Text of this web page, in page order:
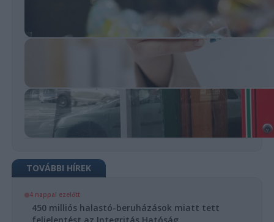
TOVÁBBI HÍREK
4 nappal ezelőtt
450 milliós halastó-beruházások miatt tett